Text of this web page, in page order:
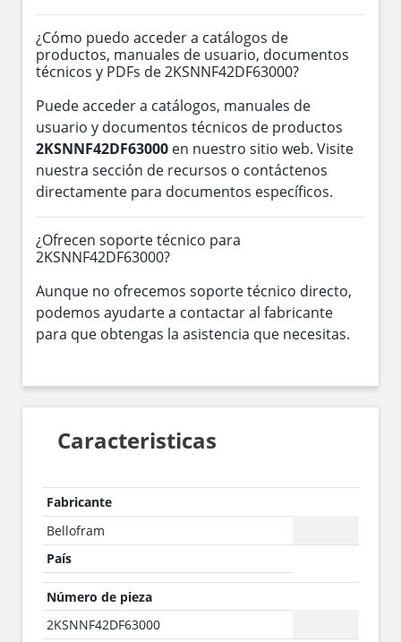
¿Cómo puedo acceder a catálogos de
productos, manuales de usuario, documentos
técnicos y PDFs de 2KSNNF42DF63000?
Puede acceder a catálogos, manuales de
usuario y documentos técnicos de productos
2KSNNF42DF63000 en nuestro sitio web. Visite
nuestra sección de recursos o contáctenos
directamente para documentos específicos.
¿Ofrecen soporte técnico para
2KSNNF42DF63000?
Aunque no ofrecemos soporte técnico directo,
podemos ayudarte a contactar al fabricante
para que obtengas la asistencia que necesitas.
Caracteristicas
Fabricante
Bellofram
País
Número de pieza
2KSNNF42DF63000